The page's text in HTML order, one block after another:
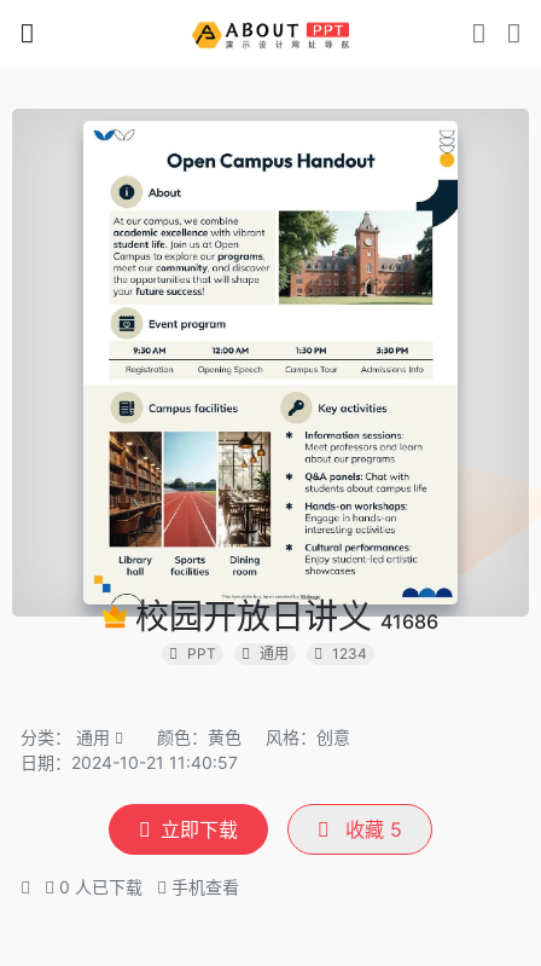
校园开放日讲义41686
PPT 通用 1234
分类： 通用 颜色：黄色
风格：创意
日期：2024-10-21 11:40:57
立即下载 收藏 5
0 人已下载 手机查看